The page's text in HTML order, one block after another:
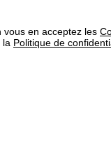
vous en acceptez les
la Politique de